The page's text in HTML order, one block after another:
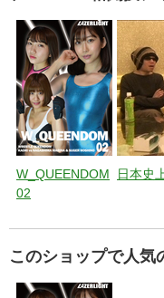
再生時間：
この商品の会員
この商品のレビューはま
プロレス・格闘技ジ